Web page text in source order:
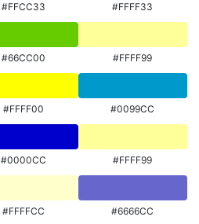
#FFCC33 #FFFF33
#66CC00 #FFFF99
#FFFF00 #0099CC
#0000CC #FFFF99
#FFFFCC #6666CC